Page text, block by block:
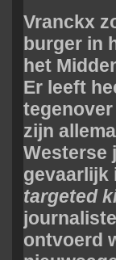
Vranckx
burger in
het
Er leeft
tegenover
zijn
Westerse
gevaarlijk
targeted
ontvoerd